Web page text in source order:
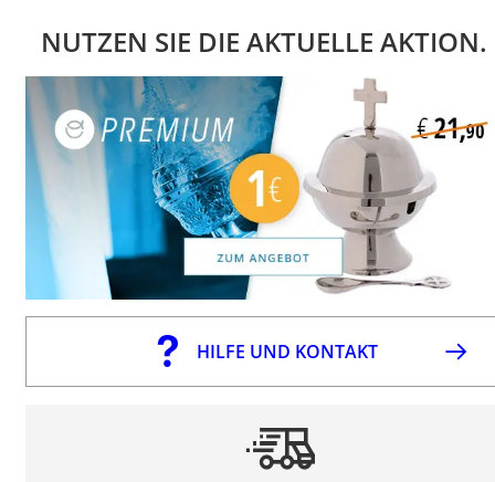
NUTZEN SIE DIE AKTUELLE AKTION.
HILFE UND KONTAKT